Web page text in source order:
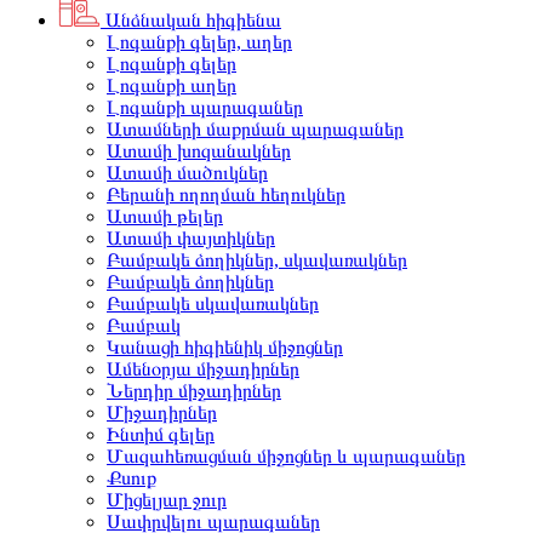
Անձնական հիգիենա
Լոգանքի գելեր, աղեր
Լոգանքի գելեր
Լոգանքի աղեր
Լոգանքի պարագաներ
Ատամների մաքրման պարագաներ
Ատամի խոզանակներ
Ատամի մածուկներ
Բերանի ողողման հեղուկներ
Ատամի թելեր
Ատամի փայտիկներ
Բամբակե ձողիկներ, սկավառակներ
Բամբակե ձողիկներ
Բամբակե սկավառակներ
Բամբակ
Կանացի հիգիենիկ միջոցներ
Ամենօրյա միջադիրներ
Ներդիր միջադիրներ
Միջադիրներ
Ինտիմ գելեր
Մազահեռացման միջոցներ և պարագաներ
Քսուք
Միցելյար ջուր
Սափրվելու պարագաներ